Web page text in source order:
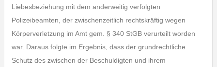
Liebesbeziehung mit dem anderweitig verfolgten
Polizeibeamten, der zwischenzeitlich rechtskräftig wegen
Körperverletzung im Amt gem. § 340 StGB verurteilt worden
war. Daraus folgte im Ergebnis, dass der grundrechtliche
Schutz des zwischen der Beschuldigten und ihrem